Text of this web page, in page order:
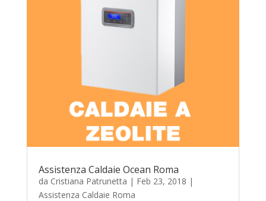
Assistenza Caldaie Ocean Roma
da Cristiana Patrunetta | Feb 23, 2018 |
Assistenza Caldaie Roma